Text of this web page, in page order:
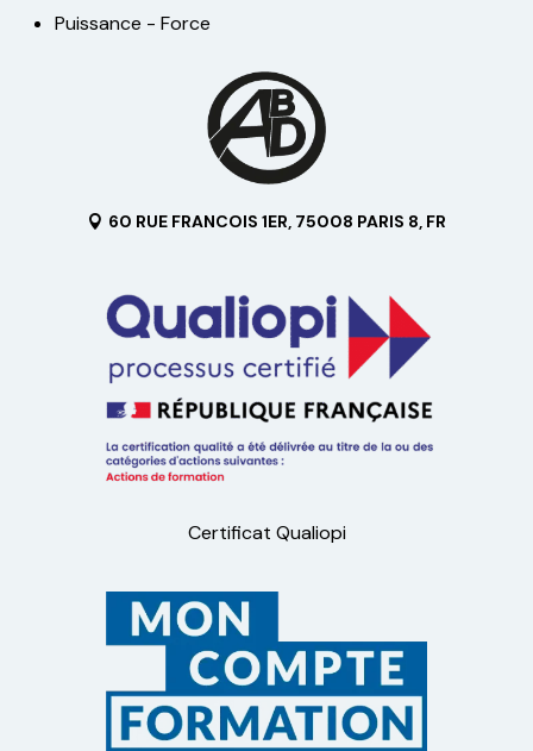
Puissance - Force
60 RUE FRANCOIS 1ER, 75008 PARIS 8, FR
Certificat Qualiopi